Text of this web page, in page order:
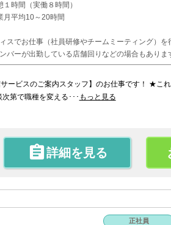
１時間（実働８時間）
月平均10～20時間
スでお仕事（社員研修やチームミーティング）を
バーが出勤している店舗回りなどの場合もありま
ービスのご案内スタッフ】のお仕事です！ ★こ
第で職種を変える･･･ もっと見る
詳細を見る
正社員